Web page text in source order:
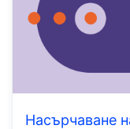
Насърчаване